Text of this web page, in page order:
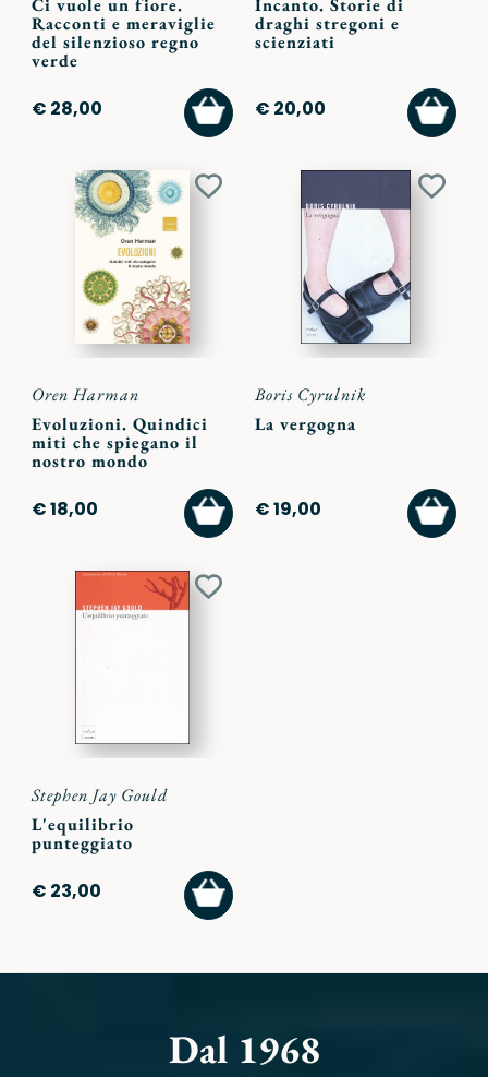
Ci vuole un fiore.
Racconti e meraviglie
del silenzioso regno
verde
€ 28,00
AGGIUNGI
AL
CARRELLO
Incanto. Storie di
draghi stregoni e
scienziati
€ 20,00
AL
Aggiungi
Oren Harman
Evoluzioni. Quindici
miti che spiegano il
nostro mondo
€ 18,00
AGGIUNGI
AL
CARRELLO
Boris Cyrulnik
La vergogna
€ 19,00
AL
Aggiungi
Stephen Jay Gould
L'equilibrio
punteggiato
€ 23,00
AGGIUNGI
AL
CARRELLO
Dal 1968